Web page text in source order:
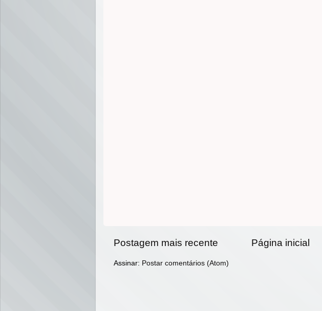
Postagem mais recente Página inicial
Assinar: Postar comentários (Atom)